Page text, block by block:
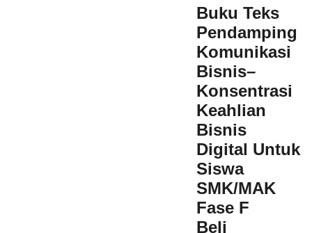
Buku Teks
Pendamping
Komunikasi
Bisnis–
Konsentrasi
Keahlian
Bisnis
Digital Untuk
Siswa
SMK/MAK
Fase F
Beli